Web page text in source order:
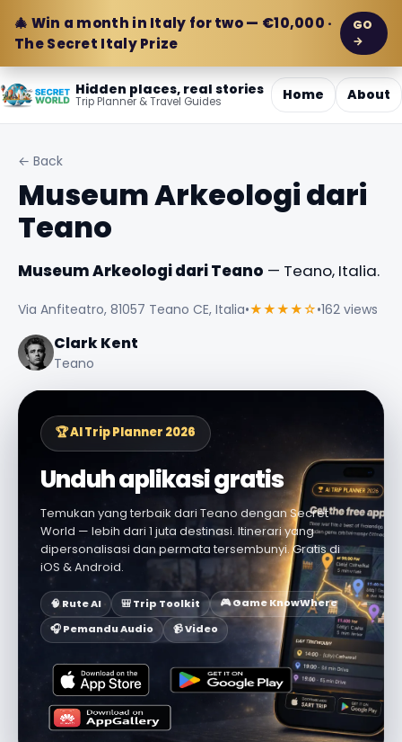
🎄 Win a month in Italy for two — €10,000 ·
The Secret Italy Prize
GO
→
Hidden places, real stories
Trip Planner & Travel Guides Home About
← Back
Museum Arkeologi dari
Teano
Museum Arkeologi dari Teano — Teano, Italia.
Via Anfiteatro, 81057 Teano CE, Italia•★★★★☆•162 views
Clark Kent
Teano
🏆 AI Trip Planner 2026
Unduh aplikasi gratis
Temukan yang terbaik dari Teano dengan Secret
World — lebih dari 1 juta destinasi. Itinerari yang
dipersonalisasi dan permata tersembunyi. Gratis di
iOS & Android.
🧠 Rute AI 🎒 Trip Toolkit
🎮 Game KnowWhere
🎧 Pemandu Audio
📹 Video